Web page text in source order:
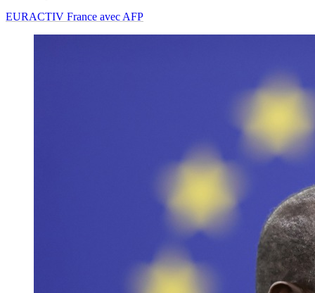
EURACTIV France avec AFP